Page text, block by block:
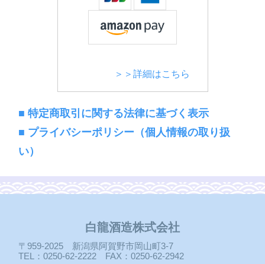
＞＞詳細はこちら
■ 特定商取引に関する法律に基づく表示
■ プライバシーポリシー（個人情報の取り扱
い）
白龍酒造株式会社
〒959-2025 新潟県阿賀野市岡山町3-7
TEL：0250-62-2222 FAX：0250-62-2942